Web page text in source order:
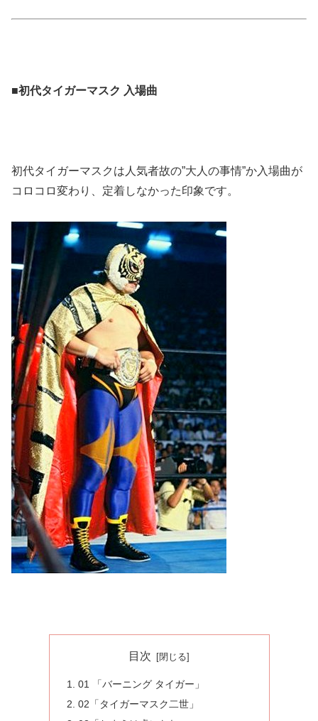
■初代タイガーマスク 入場曲
初代タイガーマスクは人気者故の”大人の事情”か入場曲が
コロコロ変わり、定着しなかった印象です。
目次
01 「バーニング タイガー」
02「タイガーマスク二世」